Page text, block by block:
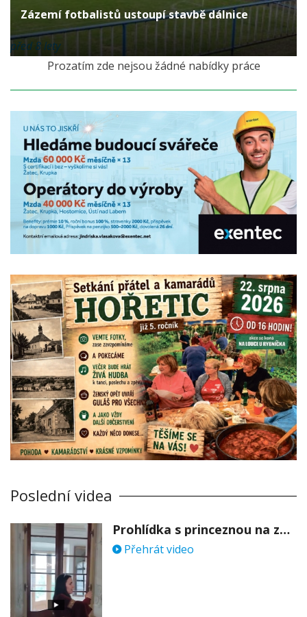
Zázemí fotbalistů ustoupí stavbě dálnice
před 8 lety
Prozatím zde nejsou žádné nabídky práce
Poslední videa
Prohlídka s princeznou na zámku Stekník
Přehrát video